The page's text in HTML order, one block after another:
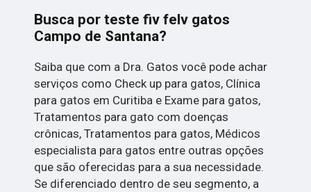
Busca por teste fiv felv gatos
Campo de Santana?
Saiba que com a Dra. Gatos você pode achar
serviços como Check up para gatos, Clínica
para gatos em Curitiba e Exame para gatos,
Tratamentos para gato com doenças
crônicas, Tratamentos para gatos, Médicos
especialista para gatos entre outras opções
que são oferecidas para a sua necessidade.
Se diferenciado dentro de seu segmento, a